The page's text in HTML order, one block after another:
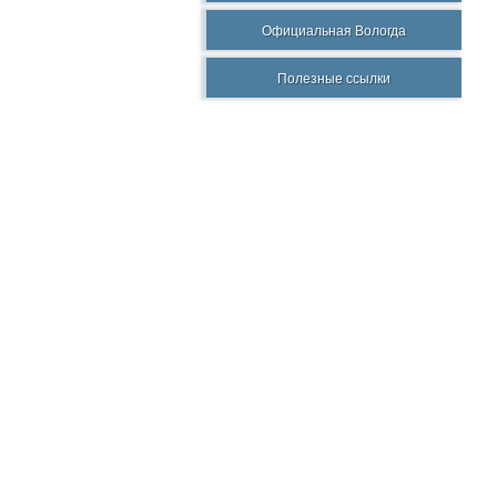
Официальная Вологда
Полезные ссылки